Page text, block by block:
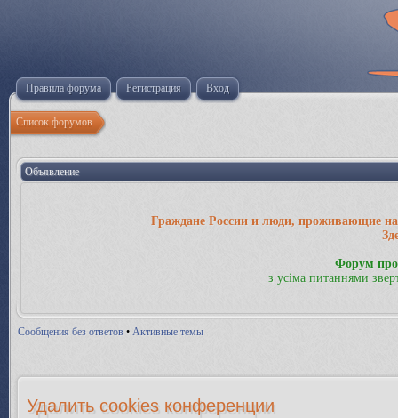
Правила форума Регистрация Вход
Список форумов
Объявление
Граждане России и люди, проживающие на
Форум
з усіма питаннями
Сообщения без ответов • Активные темы
Удалить cookies конференции